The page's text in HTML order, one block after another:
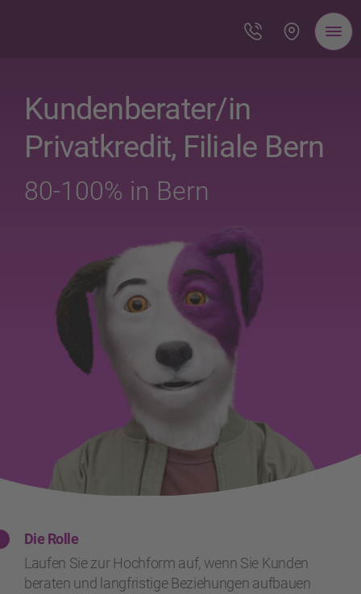
Kundenberater/in
Privatkredit, Filiale Bern
80-100% in Bern
Die Rolle
Laufen Sie zur Hochform auf, wenn Sie Kunden
beraten und langfristige Beziehungen aufbauen